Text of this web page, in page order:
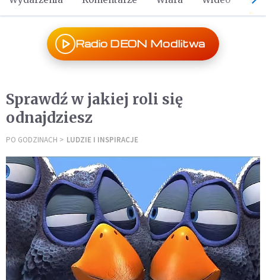
Radio DEON Modlitwa
Sprawdź w jakiej roli się
odnajdziesz
PO GODZINACH LUDZIE I INSPIRACJE